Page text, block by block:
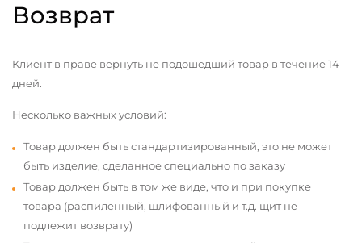
Возврат
Клиент в праве вернуть не подошедший товар в течение 14
дней.
Несколько важных условий:
Товар должен быть стандартизированный, это не может
быть изделие, сделанное специально по заказу
Товар должен быть в том же виде, что и при покупке
товара (распиленный, шлифованный и т.д. щит не
подлежит возврату)